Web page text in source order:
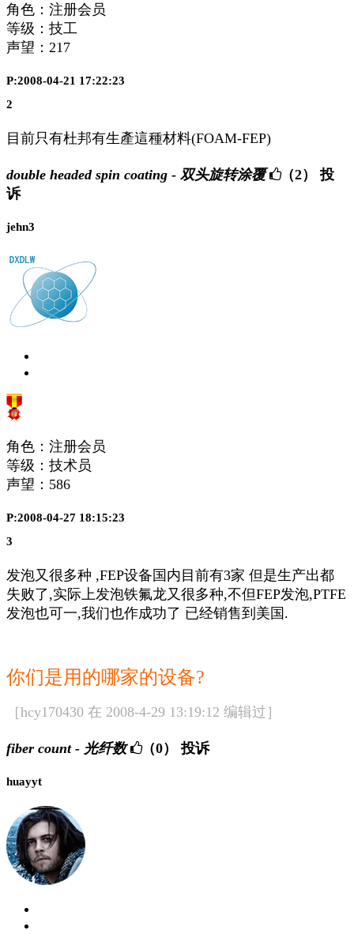
角色：注册会员
等级：技工
声望： 217
P:2008-04-21 17:22:23
2
目前只有杜邦有生產這種材料(FOAM-FEP)
double headed spin coating - 双头旋转涂覆 （2）
投
诉
jehn3
角色：注册会员
等级：技术员
声望： 586
P:2008-04-27 18:15:23
3
发泡又很多种 ,FEP设备国内目前有3家 但是生产出都
失败了,实际上发泡铁氟龙又很多种,不但FEP发泡,PTFE
发泡也可一,我们也作成功了 已经销售到美国.
你们是用的哪家的设备?
［hcy170430 在 2008-4-29 13:19:12 编辑过］
fiber count - 光纤数 （0） 投诉
huayyt